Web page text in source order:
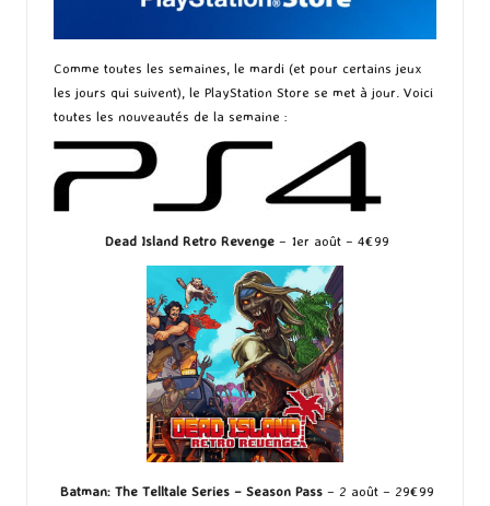
Comme toutes les semaines, le mardi (et pour certains jeux
les jours qui suivent), le PlayStation Store se met à jour. Voici
toutes les nouveautés de la semaine :
Dead Island Retro Revenge – 1er août – 4€99
Batman: The Telltale Series – Season Pass – 2 août – 29€99